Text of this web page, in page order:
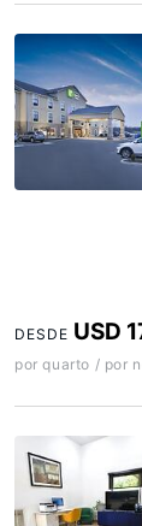
DESDE USD
por quarto / por